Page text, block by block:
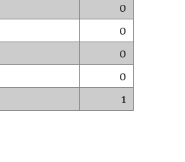
0
0
0
0
1